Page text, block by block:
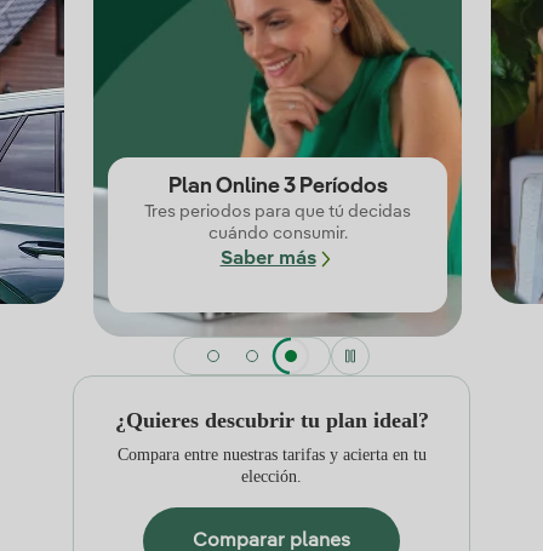
Plan Online 3 Períodos
Tres periodos para que tú decidas
cuándo consumir.
Saber más
¿Quieres descubrir tu plan ideal?
Compara entre nuestras tarifas y acierta en tu
elección.
Comparar planes